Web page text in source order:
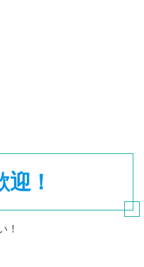
！
！